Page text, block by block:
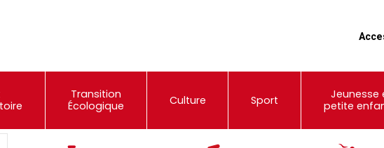
Transition
Écologique
Culture Sport
Jeunesse
petite